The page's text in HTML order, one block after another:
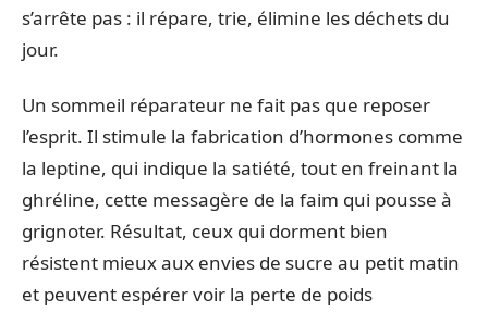
s’arrête pas : il répare, trie, élimine les déchets du
jour.
Un sommeil réparateur ne fait pas que reposer
l’esprit. Il stimule la fabrication d’hormones comme
la leptine, qui indique la satiété, tout en freinant la
ghréline, cette messagère de la faim qui pousse à
grignoter. Résultat, ceux qui dorment bien
résistent mieux aux envies de sucre au petit matin
et peuvent espérer voir la perte de poids